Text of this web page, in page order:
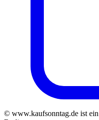
© www.kaufsonntag.de ist